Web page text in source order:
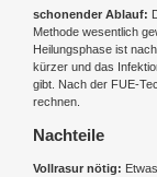
schonender Ablauf:
Methode wesentlich
Heilungsphase ist
kürzer und das
gibt. Nach der FUE-
rechnen.
Nachteile
Vollrasur nötig: